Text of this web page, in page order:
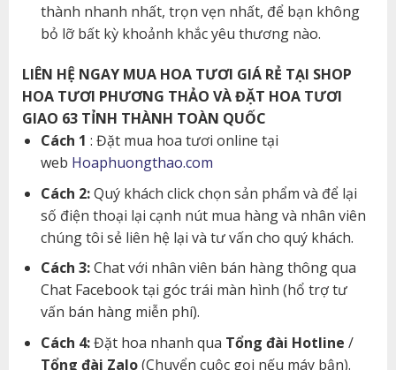
thành nhanh nhất, trọn vẹn nhất, để bạn không
bỏ lỡ bất kỳ khoảnh khắc yêu thương nào.
LIÊN HỆ NGAY MUA HOA TƯƠI GIÁ RẺ TẠI SHOP
HOA TƯƠI PHƯƠNG THẢO VÀ ĐẶT HOA TƯƠI
GIAO 63 TỈNH THÀNH TOÀN QUỐC
Cách 1 : Đặt mua hoa tươi online tại
web Hoaphuongthao.com
Cách 2:Quý khách click chọn sản phẩm và để lại
số điện thoại lại cạnh nút mua hàng và nhân viên
chúng tôi sẻ liên hệ lại và tư vấn cho quý khách.
Cách 3:Chat với nhân viên bán hàng thông qua
Chat Facebook tại góc trái màn hình (hổ trợ tư
vấn bán hàng miễn phí).
Cách 4:Đặt hoa nhanh qua Tổng đài Hotline /
Tổng đài Zalo(Chuyển cuộc gọi nếu máy bận).